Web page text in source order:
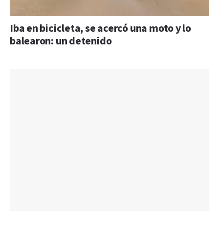
Iba en bicicleta, se acercó una moto y lo
balearon: un detenido